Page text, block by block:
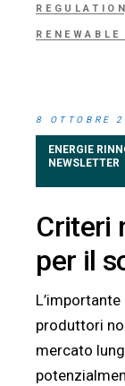
REGULATION
8 OTTOBRE
ENERGIE
NEWSLETTER
Criteri
per il
produttori
mercato